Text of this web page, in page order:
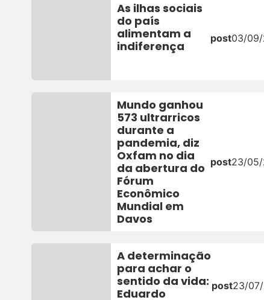
As ilhas sociais
do país
alimentam a
indiferença
post03/09/
Mundo ganhou
573 ultrarricos
durante a
pandemia, diz
Oxfam no dia
da abertura do
Fórum
Econômico
Mundial em
Davos
post23/05/
A determinação
para achar o
sentido da vida:
Eduardo
post23/